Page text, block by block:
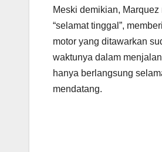
Meski demikian,
“selamat tinggal”,
motor yang ditawarkan
waktunya dalam
hanya berlangsung
mendatang.